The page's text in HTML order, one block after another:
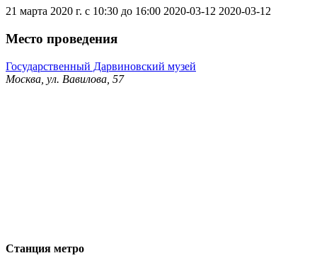
21 марта 2020 г. с 10:30 до 16:00 2020-03-12 2020-03-12
Место проведения
Государственный Дарвиновский музей
Москва, ул. Вавилова, 57
Станция метро